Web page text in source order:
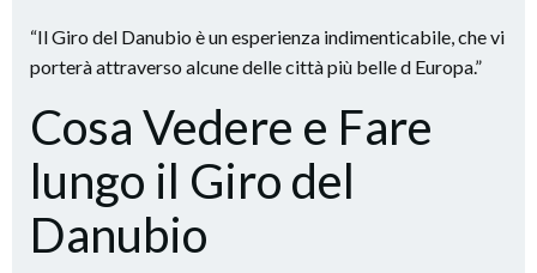
“Il Giro del Danubio è un esperienza indimenticabile, che vi
porterà attraverso alcune delle città più belle d Europa.”
Cosa Vedere e Fare
lungo il Giro del
Danubio